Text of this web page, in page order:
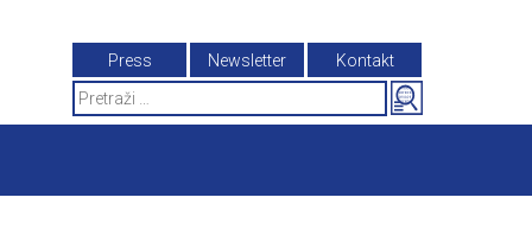
Press Newsletter
Kontakt
Search
for: